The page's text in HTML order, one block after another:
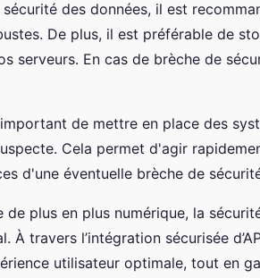
sécurité des données, il est
De plus, il est préférable de
serveurs. En cas de brèche de
de mettre en place des
Cela permet d'agir
d'une éventuelle brèche de
de plus en plus numérique, la
À travers l’intégration sécurisée
utilisateur optimale, tout en